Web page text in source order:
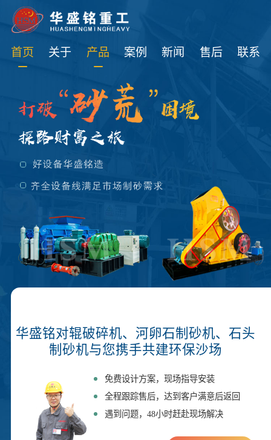
首页 关于 产品 案例 新闻 售后 联系
华盛铭对辊破碎机、河卵石制砂机、石头
制砂机与您携手共建环保沙场
免费设计方案，现场指导安装
全程跟踪售后，达到客户满意后返回
遇到问题，48小时赶赴现场解决